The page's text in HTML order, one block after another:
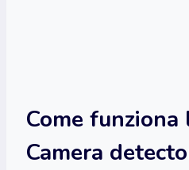
Come
Camera